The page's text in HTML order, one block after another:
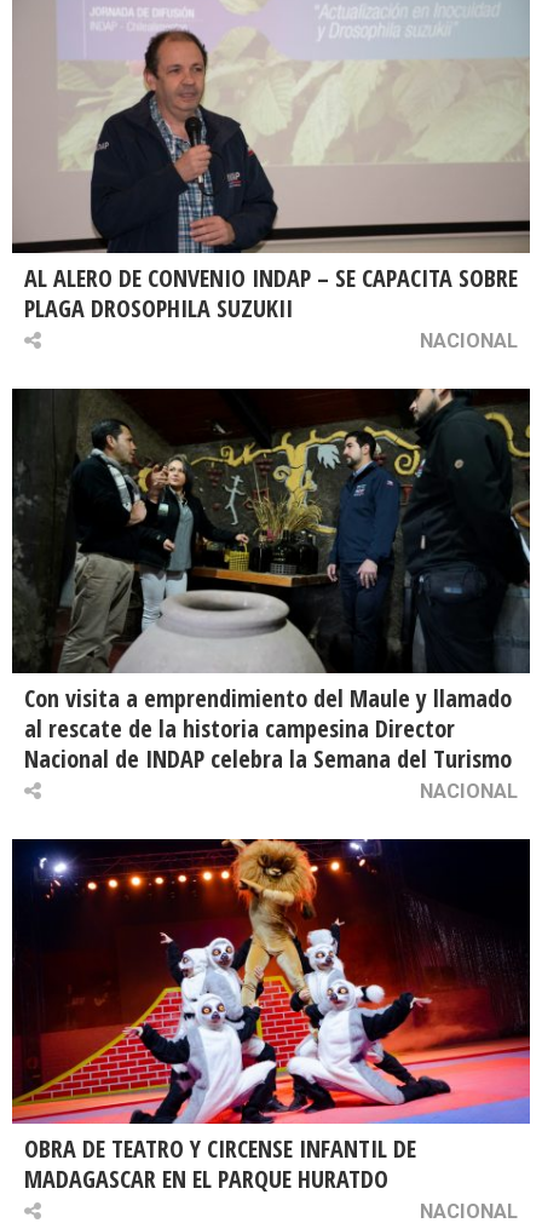
AL ALERO DE CONVENIO INDAP – SE CAPACITA SOBRE
PLAGA DROSOPHILA SUZUKII
NACIONAL
Con visita a emprendimiento del Maule y llamado
al rescate de la historia campesina Director
Nacional de INDAP celebra la Semana del Turismo
NACIONAL
OBRA DE TEATRO Y CIRCENSE INFANTIL DE
MADAGASCAR EN EL PARQUE HURATDO
NACIONAL